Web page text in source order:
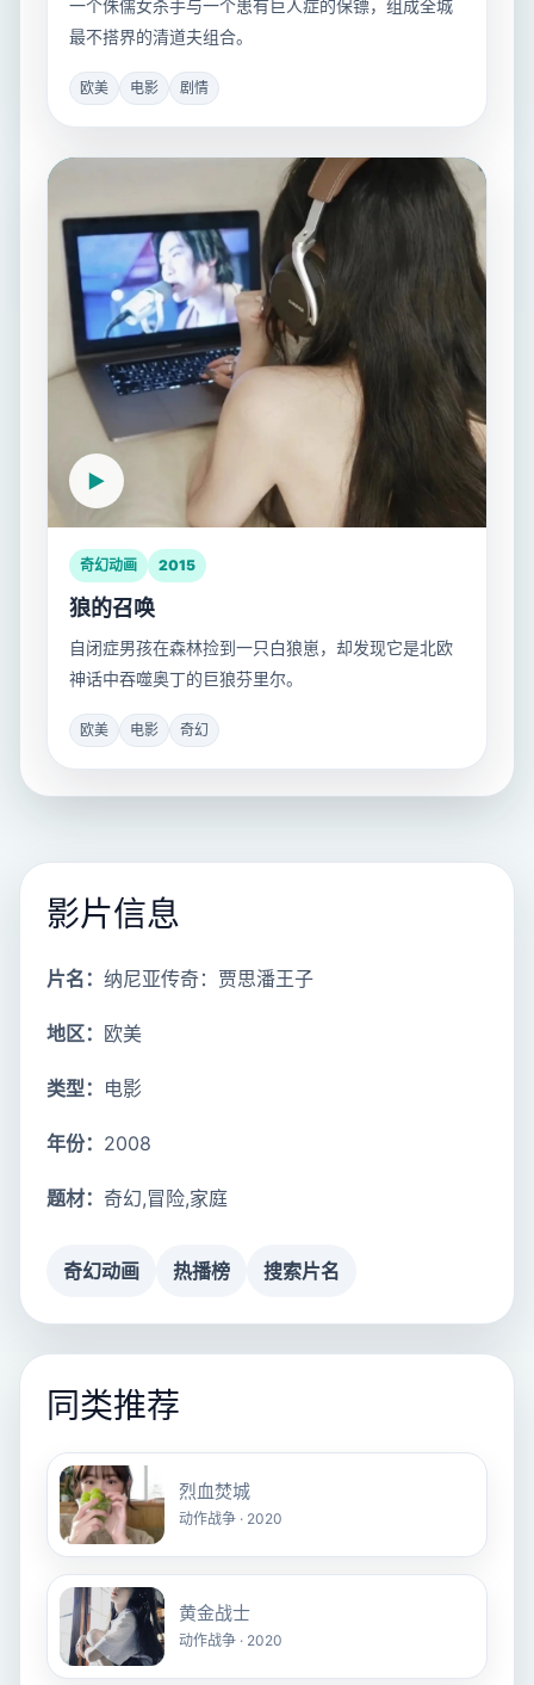
一个侏儒女杀手与一个患有巨人症的保镖，组成全城
最不搭界的清道夫组合。
欧美 电影 剧情
奇幻动画 2015
狼的召唤
自闭症男孩在森林捡到一只白狼崽，却发现它是北欧
神话中吞噬奥丁的巨狼芬里尔。
欧美 电影 奇幻
影片信息
片名： 纳尼亚传奇：贾思潘王子
地区： 欧美
类型： 电影
年份： 2008
题材： 奇幻,冒险,家庭
奇幻动画 热播榜 搜索片名
同类推荐
烈血焚城
动作战争 · 2020
黄金战士
动作战争 · 2020